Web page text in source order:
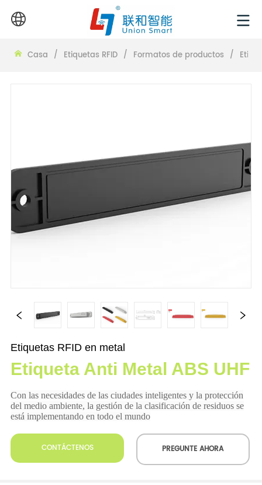
Casa / Etiquetas RFID / Formatos de productos /
Etiquetas RFID en metal
Etiqueta Anti Metal ABS UHF
CONTÁCTENOS PREGUNTE AHORA